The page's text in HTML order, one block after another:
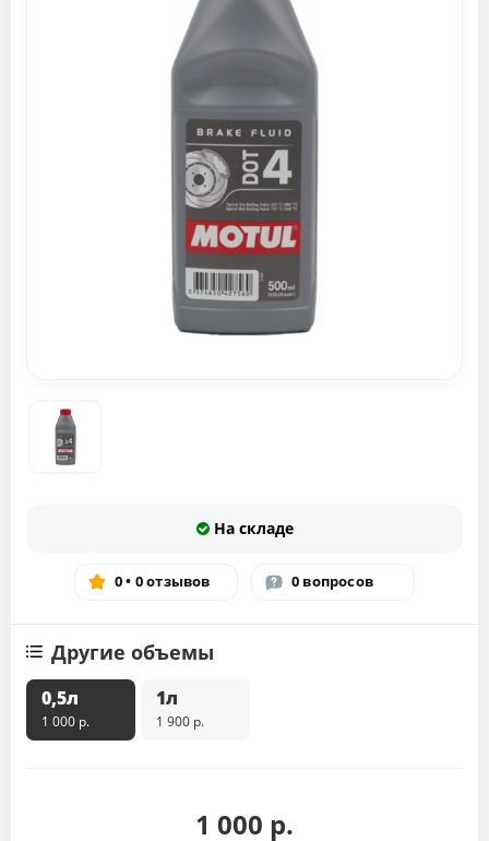
На складе
0 • 0 отзывов 0 вопросов
Другие объемы
0,5л
1 000 р.
1л
1 900 р.
1 000 р.